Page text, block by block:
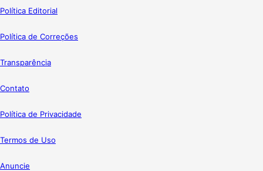
Política Editorial
Política de Correções
Transparência
Contato
Política de Privacidade
Termos de Uso
Anuncie